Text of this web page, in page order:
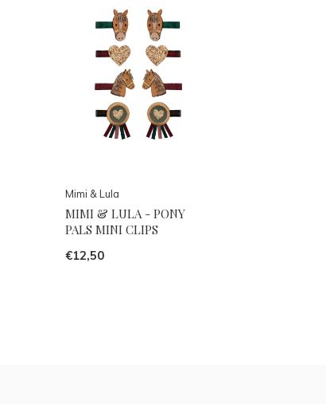
Mimi & Lula
MIMI & LULA - PONY
PALS MINI CLIPS
€12,50